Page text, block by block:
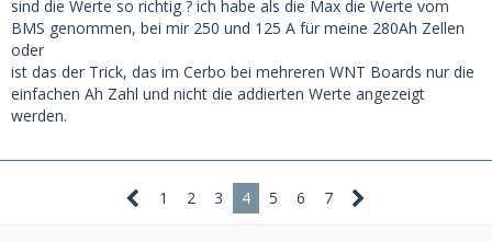
sind die Werte so richtig ? ich habe als die Max die Werte vom
BMS genommen, bei mir 250 und 125 A für meine 280Ah Zellen
oder
ist das der Trick, das im Cerbo bei mehreren WNT Boards nur die
einfachen Ah Zahl und nicht die addierten Werte angezeigt
werden.
1 2 3 4 5 6 7